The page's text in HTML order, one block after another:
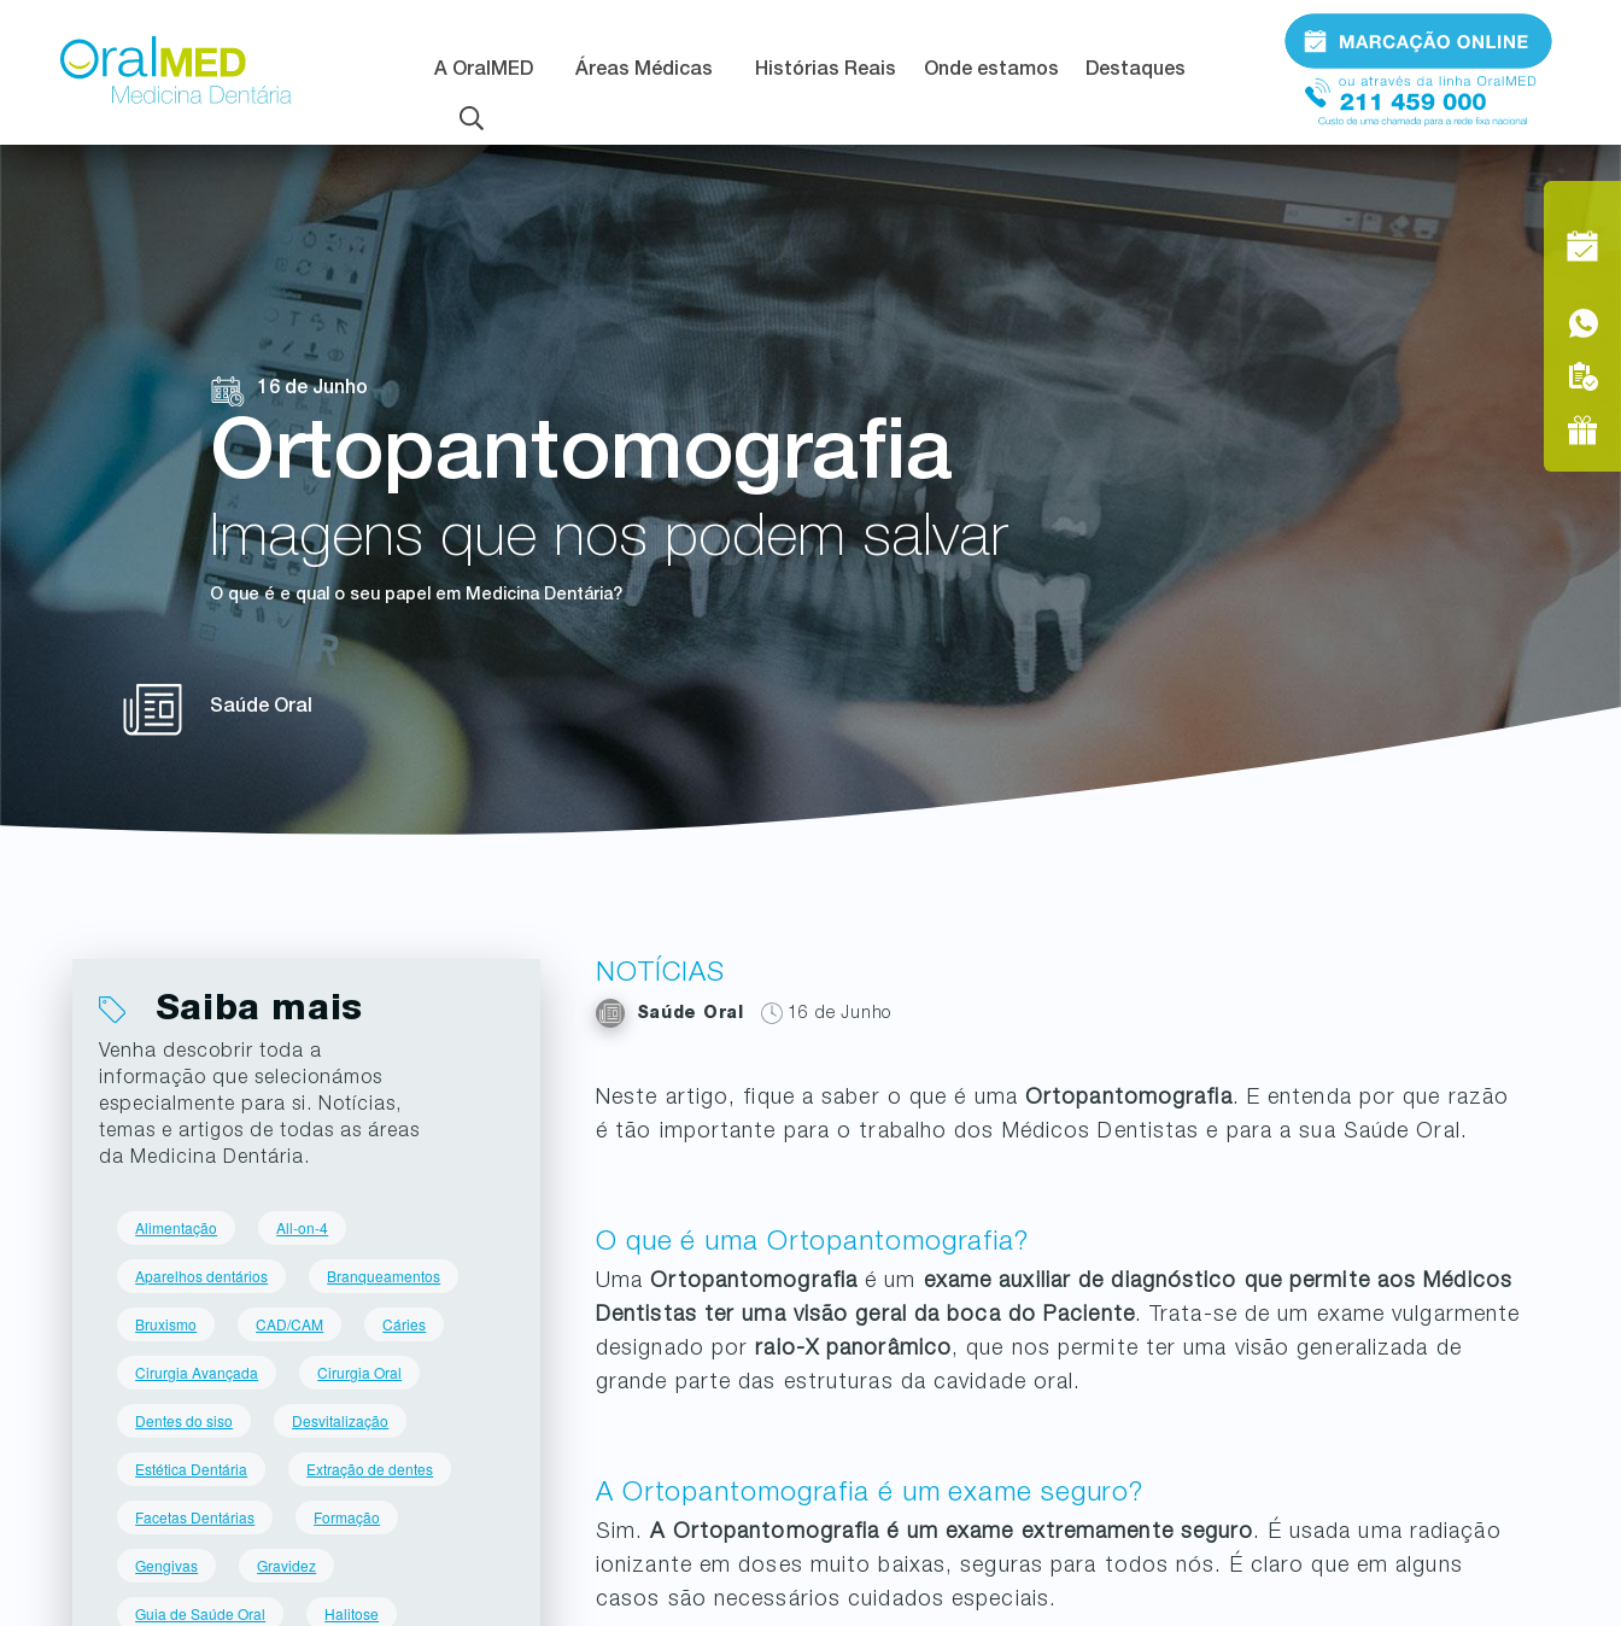
A OralMED Áreas Médicas Histórias Reais Onde estamos Destaques
16 de Junho
Ortopantomografia
Imagens que nos podem salvar
O que é e qual o seu papel em Medicina Dentária?
Saúde Oral
NOTÍCIAS
Saúde Oral 16 de Junho
Neste artigo, fique a saber o que é uma Ortopantomografia. E entenda por que razão
é tão importante para o trabalho dos Médicos Dentistas e para a sua Saúde Oral.
O que é uma Ortopantomografia?
UmaOrtopantomografia é um exame auxiliar de diagnóstico que permite aos Médicos
Dentistas ter uma visão geral da boca do Paciente. Trata-se de um exame vulgarmente
designado porraio-X panorâmico, que nos permite ter uma visão generalizada de
grande parte das estruturas da cavidade oral.
A Ortopantomografia é um exame seguro?
Sim.A Ortopantomografia é um exame extremamente seguro. É usada uma radiação
ionizante em doses muito baixas, seguras para todos nós. É claro que em alguns
casos são necessários cuidados especiais.
Saiba mais
Venha descobrir toda a
informação que selecionámos
especialmente para si. Notícias,
temas e artigos de todas as áreas
da Medicina Dentária.
Alimentação All-on-4
Aparelhos dentários Branqueamentos
Bruxismo CAD/CAM Cáries
Cirurgia Avançada Cirurgia Oral
Dentes do siso Desvitalização
Estética Dentária Extração de dentes
Facetas Dentárias Formação
Gengivas Gravidez
Guia de Saúde Oral Halitose